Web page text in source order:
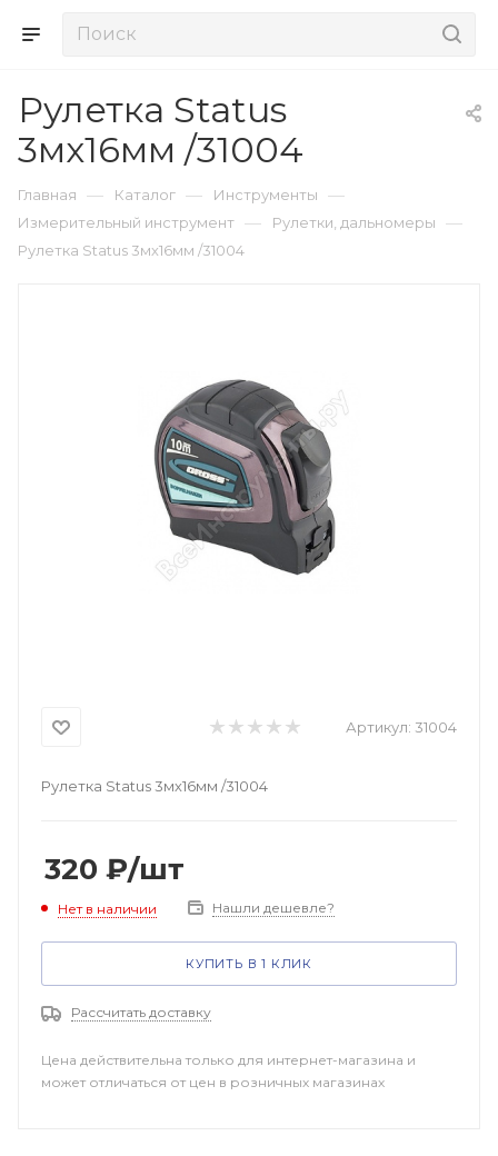
Рулетка Status
3мх16мм /31004
Главная — Каталог — Инструменты —
Измерительный инструмент — Рулетки, дальномеры —
Рулетка Status 3мх16мм /31004
Артикул: 31004
Рулетка Status 3мх16мм /31004
320 ₽/шт
Нет в наличии Нашли дешевле?
КУПИТЬ В 1 КЛИК
Рассчитать доставку
Цена действительна только для интернет-магазина и
может отличаться от цен в розничных магазинах